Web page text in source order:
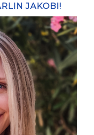
JAKOBI!